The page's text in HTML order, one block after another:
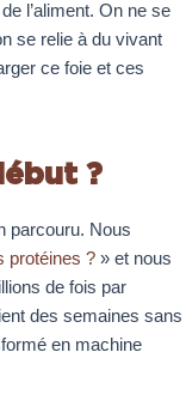
l’aliment. On ne se
se relie à du vivant
ce foie et ces
?
parcouru. Nous
protéines ? » et nous
de fois par
des semaines sans
en machine